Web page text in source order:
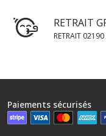
RETRAIT
RETRAIT
Paiements sécurisés